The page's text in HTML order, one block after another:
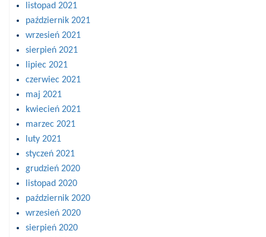
listopad 2021
październik 2021
wrzesień 2021
sierpień 2021
lipiec 2021
czerwiec 2021
maj 2021
kwiecień 2021
marzec 2021
luty 2021
styczeń 2021
grudzień 2020
listopad 2020
październik 2020
wrzesień 2020
sierpień 2020